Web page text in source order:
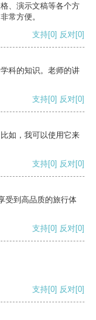
、演示文稿等各个方
常方便。
支持[0] 反对[0]
科的知识。老师的讲
支持[0] 反对[0]
如，我可以使用它来
支持[0] 反对[0]
受到高品质的旅行体
支持[0] 反对[0]
支持[0] 反对[0]